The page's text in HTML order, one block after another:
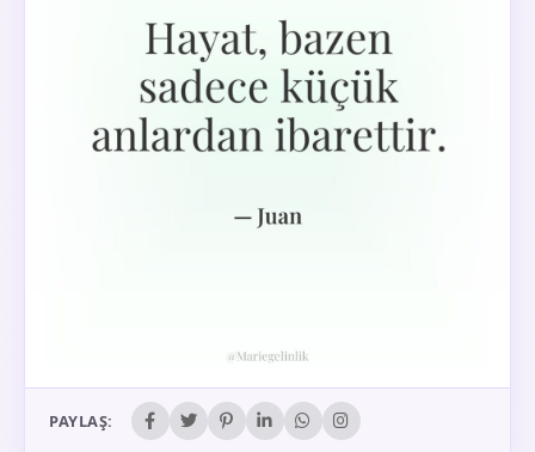
PAYLAŞ: